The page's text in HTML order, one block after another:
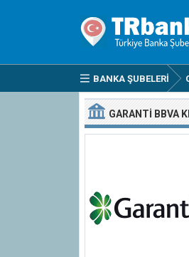
BANKA ŞUBELERI
GARANTI BBVA